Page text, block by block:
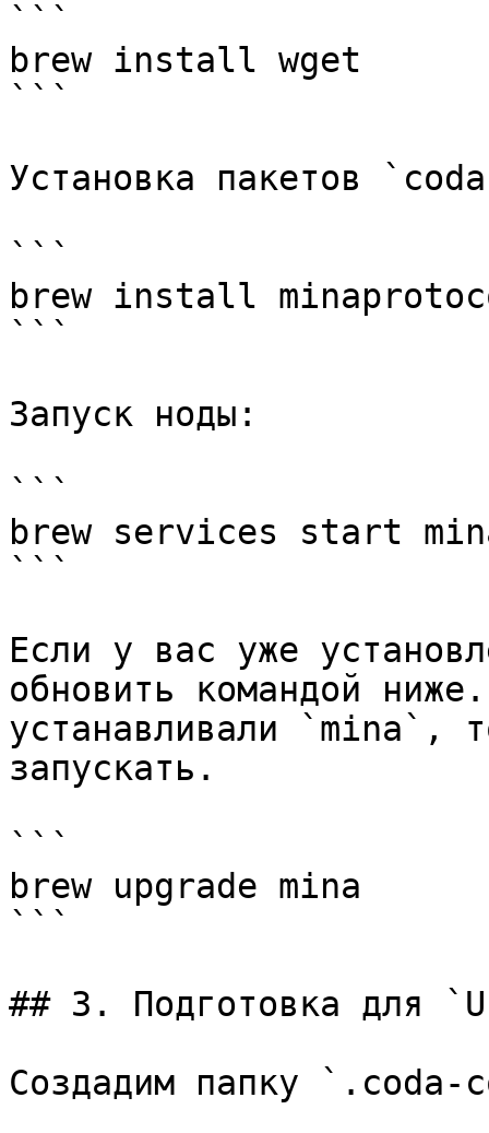
```
brew install wget
```
Установка пакетов
```
brew install
```
Запуск ноды:
```
brew services start
```
Если у вас уже
обновить командой
устанавливали `mina`,
запускать.
```
brew upgrade mina
```
## 3. Подготовка для
Создадим папку